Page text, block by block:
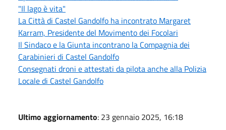
"Il lago è vita"
La Città di Castel Gandolfo ha incontrato Margaret
Karram, Presidente del Movimento dei Focolari
Il Sindaco e la Giunta incontrano la Compagnia dei
Carabinieri di Castel Gandolfo
Consegnati droni e attestati da pilota anche alla Polizia
Locale di Castel Gandolfo
Ultimo aggiornamento: 23 gennaio 2025, 16:18